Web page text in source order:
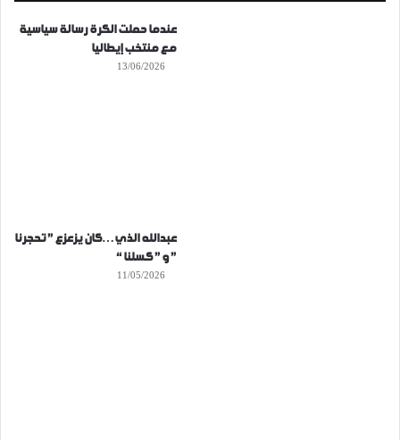
عندما حملت الكرة رسالة سياسية
مع منتخب إيطاليا
13/06/2026
عبدالله الذي…كان يزعزع ” تحجرنا
” و ” كسلنا “
11/05/2026